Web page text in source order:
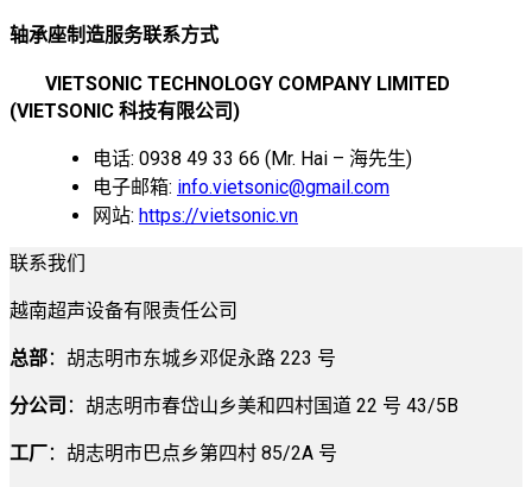
轴承座制造服务联系方式
VIETSONIC TECHNOLOGY COMPANY LIMITED
(VIETSONIC 科技有限公司)
电话: 0938 49 33 66 (Mr. Hai – 海先生)
电子邮箱: info.vietsonic@gmail.com
网站: https://vietsonic.vn
联系我们
越南超声设备有限责任公司
总部：胡志明市东城乡邓促永路 223 号
分公司 ：胡志明市春岱山乡美和四村国道 22 号 43/5B
工厂：胡志明市巴点乡第四村 85/2A 号